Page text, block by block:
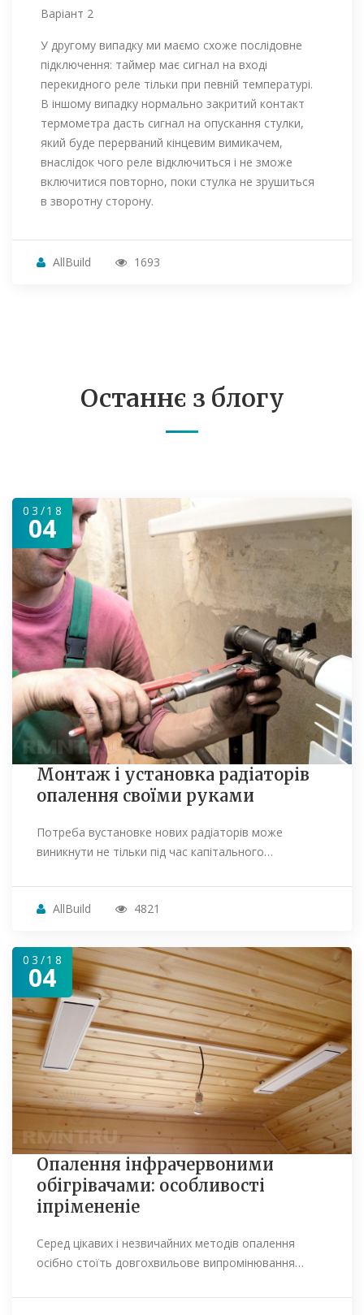
Варіант 2
У другому випадку ми маємо схоже послідовне
підключення: таймер має сигнал на вході
перекидного реле тільки при певній температурі.
В іншому випадку нормально закритий контакт
термометра дасть сигнал на опускання стулки,
який буде перерваний кінцевим вимикачем,
внаслідок чого реле відключиться і не зможе
включитися повторно, поки стулка не зрушиться
в зворотну сторону.
AllBuild 1693
Останнє з блогу
03/18
04
Монтаж і установка радіаторів
опалення своїми руками
Потреба вустановке нових радіаторів може
виникнути не тільки під час капітального…
AllBuild 4821
03/18
04
Опалення інфрачервоними
обігрівачами: особливості
іпрімененіе
Серед цікавих і незвичайних методів опалення
осібно стоїть довгохвильове випромінювання…